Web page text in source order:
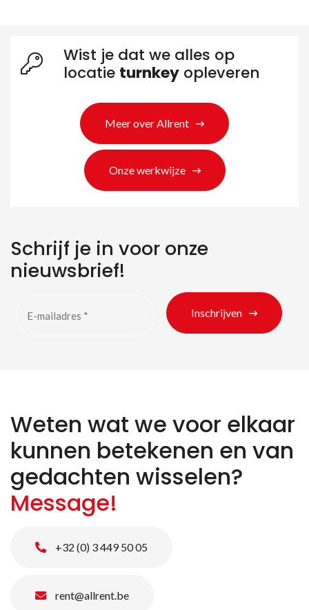
Wist je dat we alles op
locatie turnkey opleveren
Meer over Allrent
Onze werkwijze
Schrijf je in voor onze
nieuwsbrief!
Inschrijven
Weten wat we voor elkaar
kunnen betekenen en van
gedachten wisselen?
Message!
+32 (0) 3 449 50 05
rent@allrent.be
Zoeken naar producten